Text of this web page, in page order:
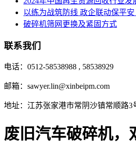
以练为战筑防线 政企联动保平
破碎机筛网更换及紧固方式
联系我们
电话：0512-58538988 , 58538929
邮箱：sawyer.lin@xinbeipm.com
地址：江苏张家港市常阴沙镇常顺路3
废旧汽车破碎机，